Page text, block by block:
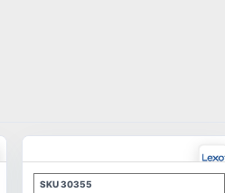
SKU30355